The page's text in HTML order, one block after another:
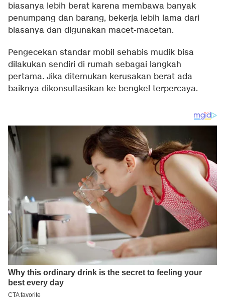
biasanya lebih berat karena membawa banyak
penumpang dan barang, bekerja lebih lama dari
biasanya dan digunakan macet-macetan.
Pengecekan standar mobil sehabis mudik bisa
dilakukan sendiri di rumah sebagai langkah
pertama. Jika ditemukan kerusakan berat ada
baiknya dikonsultasikan ke bengkel terpercaya.